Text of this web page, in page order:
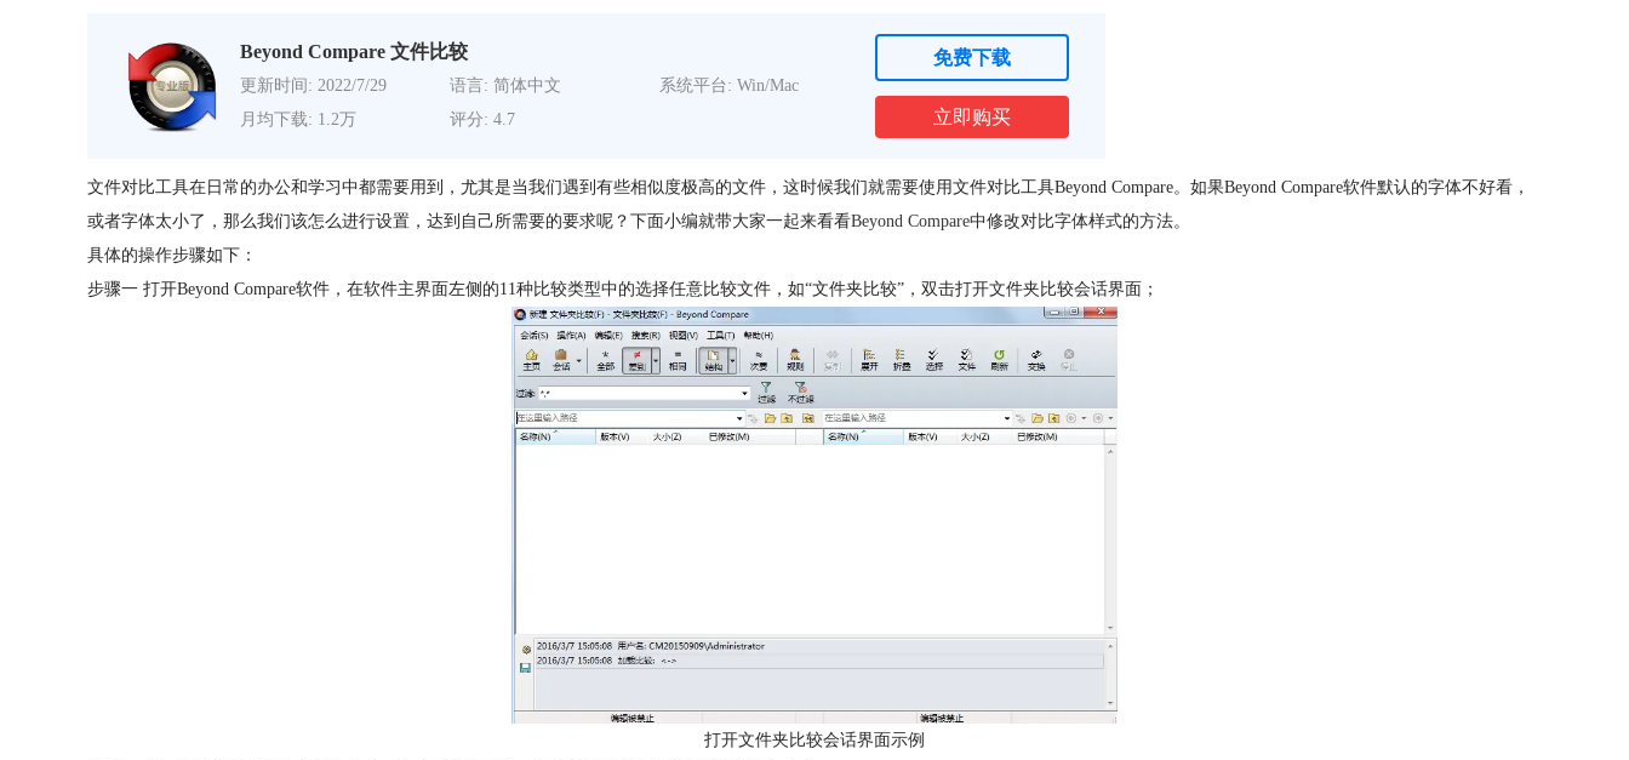
Beyond Compare 文件比较
更新时间: 2022/7/29 语言: 简体中文
系统平台: Win/Mac
月均下载: 1.2万
评分: 4.7
免费下载
立即购买
文件对比工具在日常的办公和学习中都需要用到，尤其是当我们遇到有些相似度极高的文件，这时候我们就需要使用文件对比工具Beyond Compare。如果Beyond Compare软件默认的字体不好看，
或者字体太小了，那么我们该怎么进行设置，达到自己所需要的要求呢？下面小编就带大家一起来看看Beyond Compare中修改对比字体样式的方法。
具体的操作步骤如下：
步骤一 打开Beyond Compare软件，在软件主界面左侧的11种比较类型中的选择任意比较文件，如“文件夹比较”，双击打开文件夹比较会话界面；
打开文件夹比较会话界面示例